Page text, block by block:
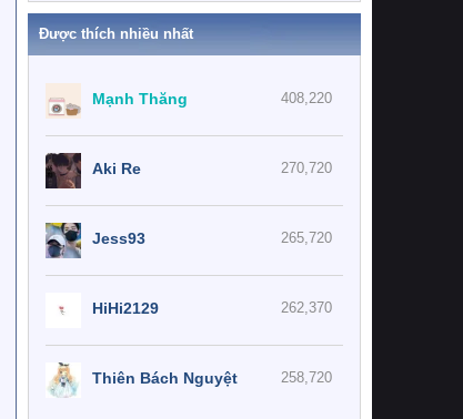
Được thích nhiều nhất
408,220
Mạnh Thăng
270,720
Aki Re
265,720
Jess93
262,370
HiHi2129
258,720
Thiên Bách Nguyệt